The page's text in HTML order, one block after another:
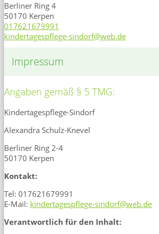
Berliner Ring 4
50170 Kerpen
017621679991
kindertagespflege-sindorf@web.de
Impressum
Angaben gemäß § 5 TMG:
Kindertagespflege-Sindorf
Alexandra Schulz-Knevel
Berliner Ring 2-4
50170 Kerpen
Kontakt:
Tel: 017621679991
E-Mail: kindertagespflege-sindorf@web.de
Verantwortlich für den Inhalt: